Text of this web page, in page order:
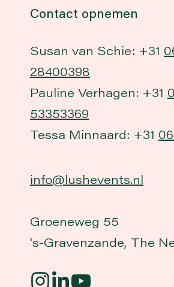
Contact opnemen
Susan van Schie: +31
28400398
Pauline Verhagen: +31
53353369
Tessa Minnaard: +31
info@lushevents.nl
Groeneweg 55
's-Gravenzande, The